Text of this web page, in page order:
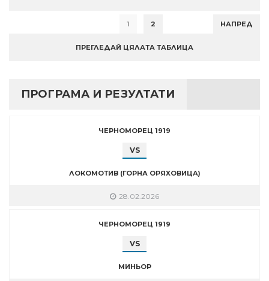
1 2 НАПРЕД
ПРЕГЛЕДАЙ ЦЯЛАТА ТАБЛИЦА
ПРОГРАМА И РЕЗУЛТАТИ
ЧЕРНОМОРЕЦ 1919
VS
ЛОКОМОТИВ (ГОРНА ОРЯХОВИЦА)
28.02.2026
ЧЕРНОМОРЕЦ 1919
VS
МИНЬОР